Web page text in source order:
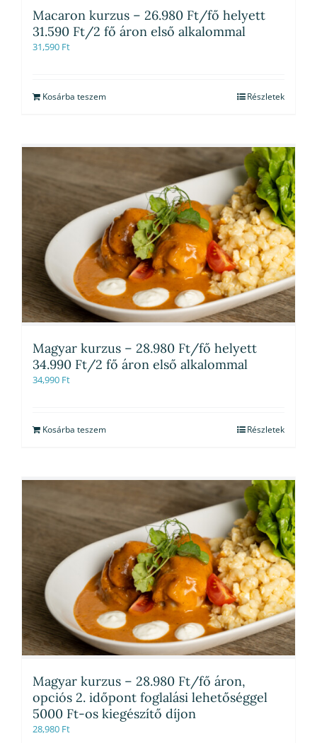
Macaron kurzus – 26.980 Ft/fő helyett
31.590 Ft/2 fő áron első alkalommal
31,590 Ft
Kosárba teszem Részletek
Magyar kurzus – 28.980 Ft/fő helyett
34.990 Ft/2 fő áron első alkalommal
34,990 Ft
Kosárba teszem Részletek
Magyar kurzus – 28.980 Ft/fő áron,
opciós 2. időpont foglalási lehetőséggel
5000 Ft-os kiegészítő díjon
28,980 Ft